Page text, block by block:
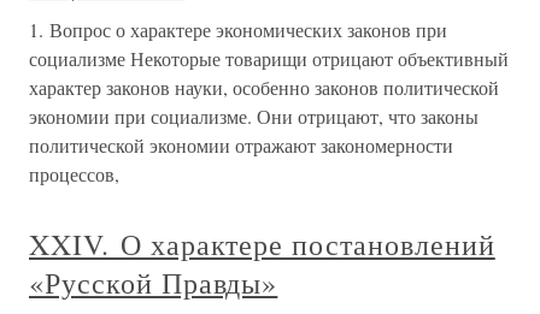
1. Вопрос о характере экономических законов при
социализме Некоторые товарищи отрицают объективный
характер законов науки, особенно законов политической
экономии при социализме. Они отрицают, что законы
политической экономии отражают закономерности
процессов,
XXIV. О характере постановлений
«Русской Правды»